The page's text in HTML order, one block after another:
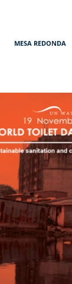
MESA REDONDA